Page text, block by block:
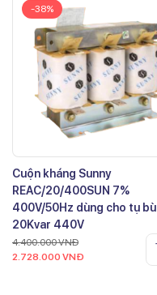
-38%
Cuộn kháng Sunny
REAC/20/400SUN 7%
400V/50Hz dùng cho tụ bù
20Kvar 440V
4.400.000VNĐ
2.728.000 VNĐ